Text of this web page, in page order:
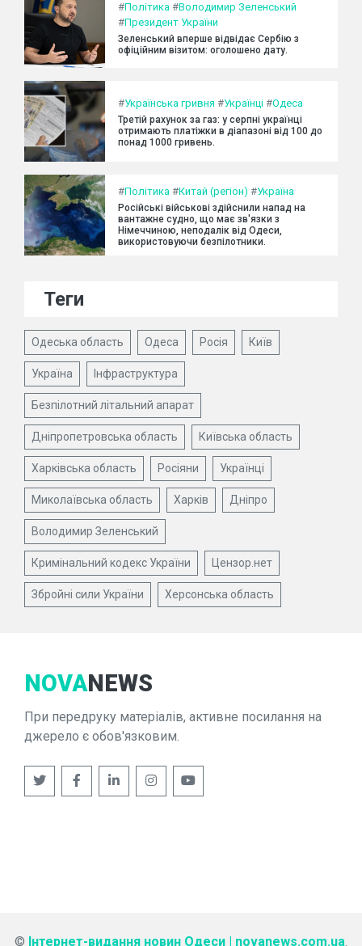
#Політика #Володимир Зеленський
#Президент України
Зеленський вперше відвідає Сербію з
офіційним візитом: оголошено дату.
#Українська гривня #Українці #Одеса
Третій рахунок за газ: у серпні українці
отримають платіжки в діапазоні від 100 до
понад 1000 гривень.
#Політика #Китай (регіон) #Україна
Російські військові здійснили напад на
вантажне судно, що має зв'язки з
Німеччиною, неподалік від Одеси,
використовуючи безпілотники.
Теги
Одеська область Одеса Росія Київ
Україна Інфраструктура
Безпілотний літальний апарат
Дніпропетровська область Київська область
Харківська область Росіяни Українці
Миколаївська область Харків Дніпро
Володимир Зеленський
Кримінальний кодекс України Цензор.нет
Збройні сили України Херсонська область
NOVANEWS
При передруку матеріалів, активне посилання на
джерело є обов'язковим.
© Інтернет-видання новин Одеси | novanews.com.ua.